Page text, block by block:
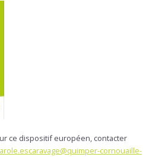
ce dispositif européen, contacter
cornouaille-